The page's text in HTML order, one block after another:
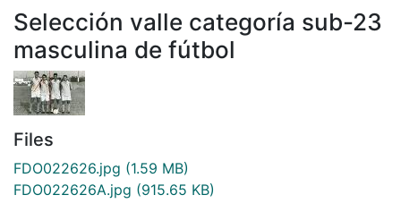
Selección valle categoría sub-23
masculina de fútbol
Files
FDO022626.jpg (1.59 MB)
FDO022626A.jpg (915.65 KB)